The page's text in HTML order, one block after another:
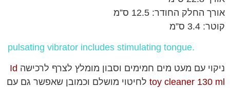
אורך החלק החודר: 12.5 ס”מ
קוטר: 3.4 ס”מ
.pulsating vibrator includes stimulating tongue
ניקוי עם מעט מים חמימים וסבון מומלץ לצרף לרכישה Id
toy cleaner 130 ml לחיטוי מושלם וכמובן שאפשר גם עם